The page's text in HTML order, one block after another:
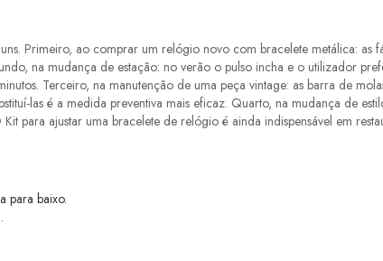
Primeiro, ao comprar um relógio novo com bracelete metálica: as
na mudança de estação: no verão o pulso incha e o utilizador
Terceiro, na manutenção de uma peça vintage: as barra de
las é a medida preventiva mais eficaz. Quarto, na mudança de
para ajustar uma bracelete de relógio é ainda indispensável em
para baixo.